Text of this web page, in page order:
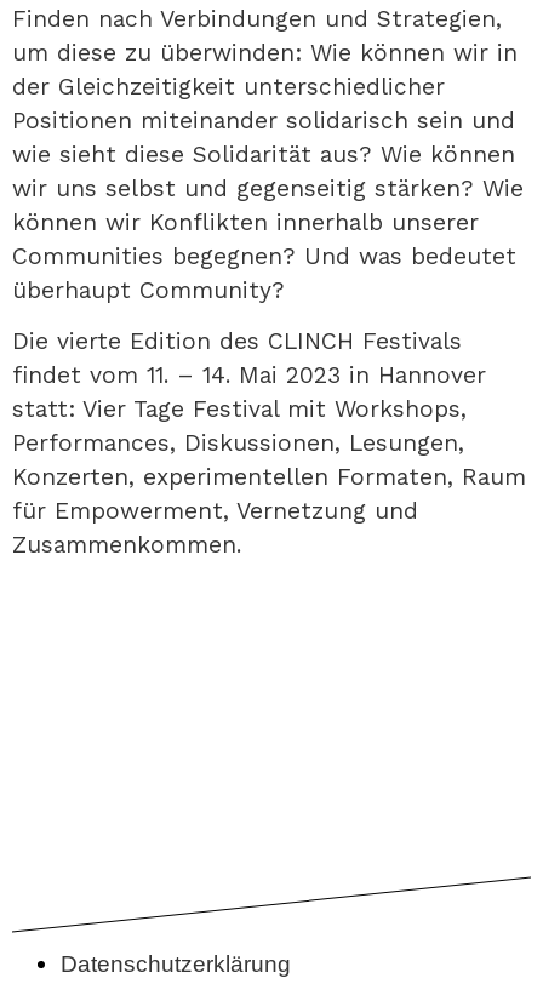
Finden nach Verbindungen und Strategien,
um diese zu überwinden: Wie können wir in
der Gleichzeitigkeit unterschiedlicher
Positionen miteinander solidarisch sein und
wie sieht diese Solidarität aus? Wie können
wir uns selbst und gegenseitig stärken? Wie
können wir Konflikten innerhalb unserer
Communities begegnen? Und was bedeutet
überhaupt Community?
Die vierte Edition des CLINCH Festivals
findet vom 11. – 14. Mai 2023 in Hannover
statt: Vier Tage Festival mit Workshops,
Performances, Diskussionen, Lesungen,
Konzerten, experimentellen Formaten, Raum
für Empowerment, Vernetzung und
Zusammenkommen.
Datenschutzerklärung